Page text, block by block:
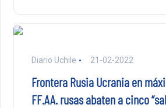
Diario Uchile 21-02-2022
Frontera Rusia Ucrania en
FF.AA. rusas abaten a cinco